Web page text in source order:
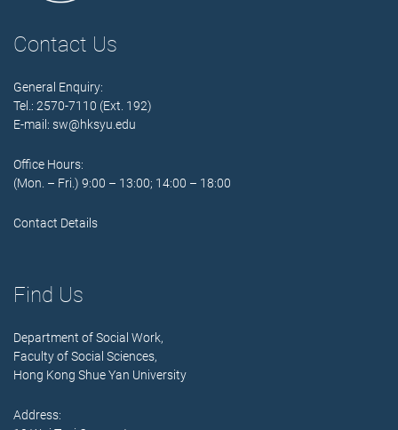
Contact Us
General Enquiry:
Tel.: 2570-7110 (Ext. 192)
E-mail: sw@hksyu.edu
Office Hours:
(Mon. – Fri.) 9:00 – 13:00; 14:00 – 18:00
Contact Details
Find Us
Department of Social Work,
Faculty of Social Sciences,
Hong Kong Shue Yan University
Address: